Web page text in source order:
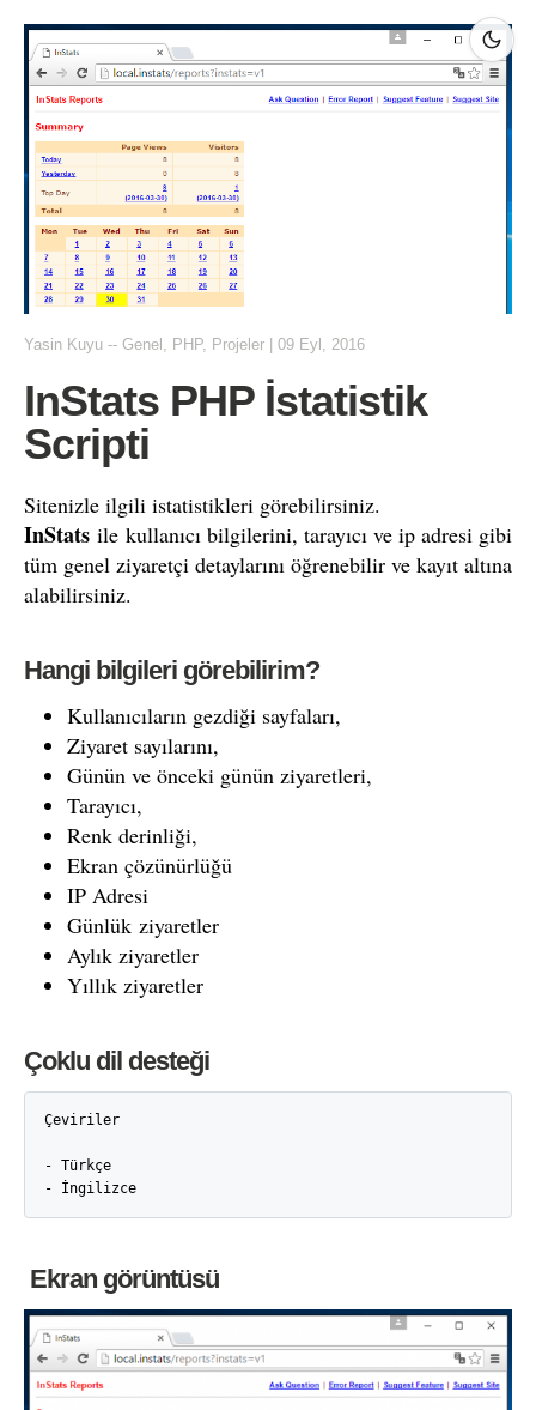
Yasin Kuyu -- Genel , PHP, Projeler 09 Eyl, 2016
InStats PHP İstatistik
Scripti
Sitenizle ilgili istatistikleri görebilirsiniz.
InStats ile kullanıcı bilgilerini, tarayıcı ve ip adresi gibi
tüm genel ziyaretçi detaylarını öğrenebilir ve kayıt altına
alabilirsiniz.
Hangi bilgileri görebilirim?
Kullanıcıların gezdiği sayfaları,
Ziyaret sayılarını,
Günün ve önceki günün ziyaretleri,
Tarayıcı,
Renk derinliği,
Ekran çözünürlüğü
IP Adresi
Günlük ziyaretler
Aylık ziyaretler
Yıllık ziyaretler
Çoklu dil desteği
Çeviriler
- Türkçe
- İngilizce
Ekran görüntüsü